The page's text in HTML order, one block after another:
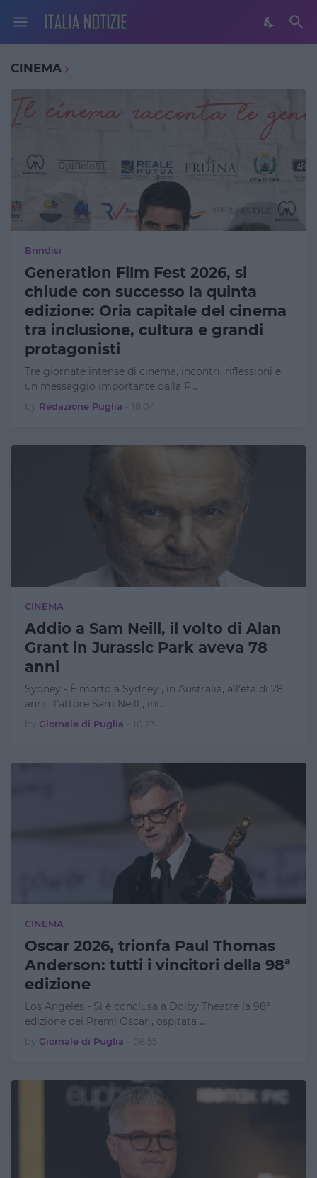
CINEMA
Brindisi
Generation Film Fest 2026, si
chiude con successo la quinta
edizione: Oria capitale del cinema
tra inclusione, cultura e grandi
protagonisti
Tre giornate intense di cinema, incontri, riflessioni e
un messaggio importante dalla P…
by Redazione Puglia 18:04
CINEMA
Addio a Sam Neill, il volto di Alan
Grant in Jurassic Park aveva 78
anni
Sydney - È morto a Sydney , in Australia, all’età di 78
anni , l’attore Sam Neill , int…
by Giornale di Puglia 10:23
CINEMA
Oscar 2026, trionfa Paul Thomas
Anderson: tutti i vincitori della 98ª
edizione
Los Angeles - Si è conclusa a Dolby Theatre la 98ª
edizione dei Premi Oscar , ospitata …
by Giornale di Puglia 08:55